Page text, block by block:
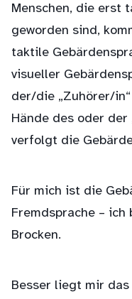
Menschen, die erst
geworden sind,
taktile
visueller
der/die „Zuhörer/
Hände des oder der
verfolgt die
Für mich ist die
Fremdsprache – ich
Brocken.
Besser liegt mir das